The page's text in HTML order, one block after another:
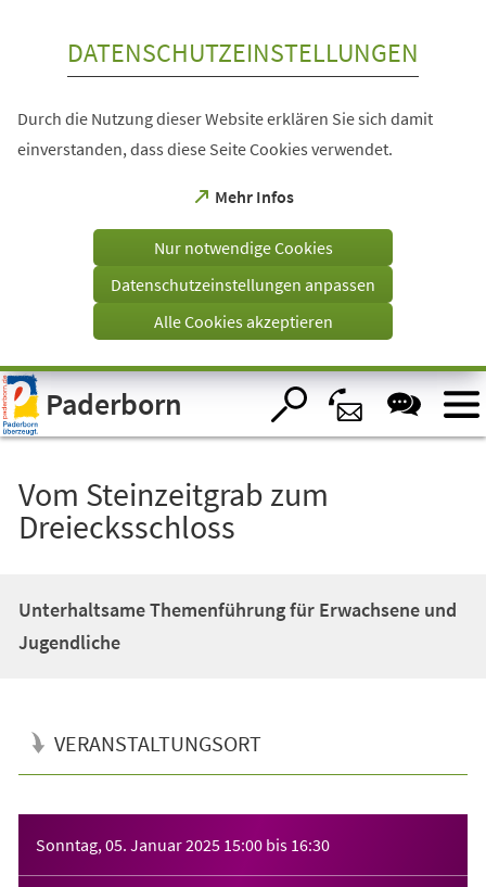
Visuelle
Assistenzsoftware
öffnen.
DATENSCHUTZEINSTELLUNGEN
Durch die Nutzung dieser Website erklären Sie sich damit
einverstanden, dass diese Seite Cookies verwendet.
Mehr Infos
(Öffnet
einem
Tab)
Nur notwendige Cookies
Datenschutzeinstellungen anpassen
Alle Cookies akzeptieren
Paderborn
Vom Steinzeitgrab zum
Dreiecksschloss
Unterhaltsame Themenführung für Erwachsene und
Jugendliche
VERANSTALTUNGSORT
Sonntag, 05. Januar 2025 15:00 bis 16:30